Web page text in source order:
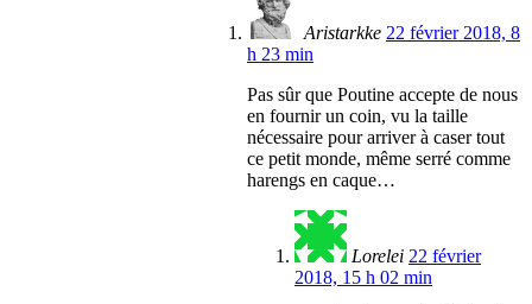
Aristarkke 22 février 2018, 8
h 23 min
Pas sûr que Poutine accepte de nous
en fournir un coin, vu la taille
nécessaire pour arriver à caser tout
ce petit monde, même serré comme
harengs en caque…
Lorelei 22 février
2018, 15 h 02 min